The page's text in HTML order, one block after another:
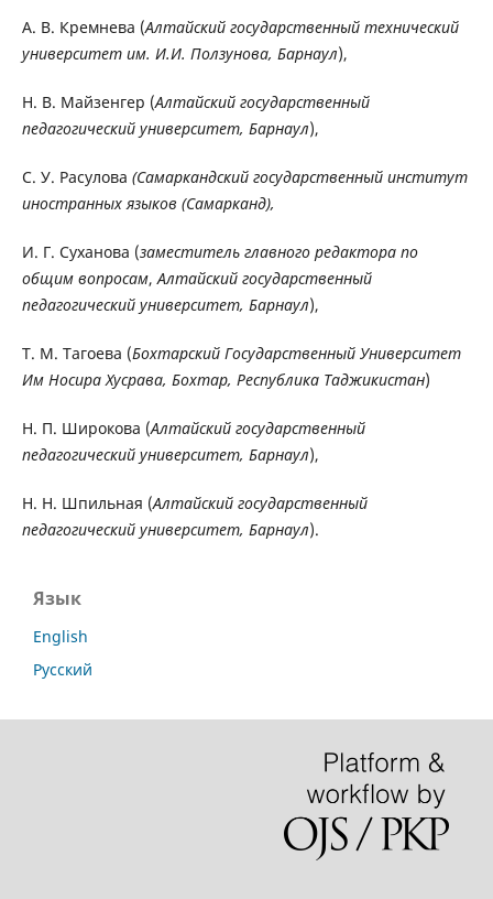
А. В. Кремнева (Алтайский государственный технический
университет им. И.И. Ползунова, Барнаул),
Н. В. Майзенгер (Алтайский государственный
педагогический университет, Барнаул),
С. У. Расулова (Самаркандский государственный институт
иностранных языков (Самарканд),
И. Г. Суханова (заместитель главного редактора по
общим вопросам,Алтайский государственный
педагогический университет, Барнаул),
Т. М. Тагоева (Бохтарский Государственный Университет
Им Носира Хусрава, Бохтар, Республика Таджикистан)
Н. П. Широкова (Алтайский государственный
педагогический университет, Барнаул),
Н. Н. Шпильная (Алтайский государственный
педагогический университет, Барнаул).
Язык
English
Русский